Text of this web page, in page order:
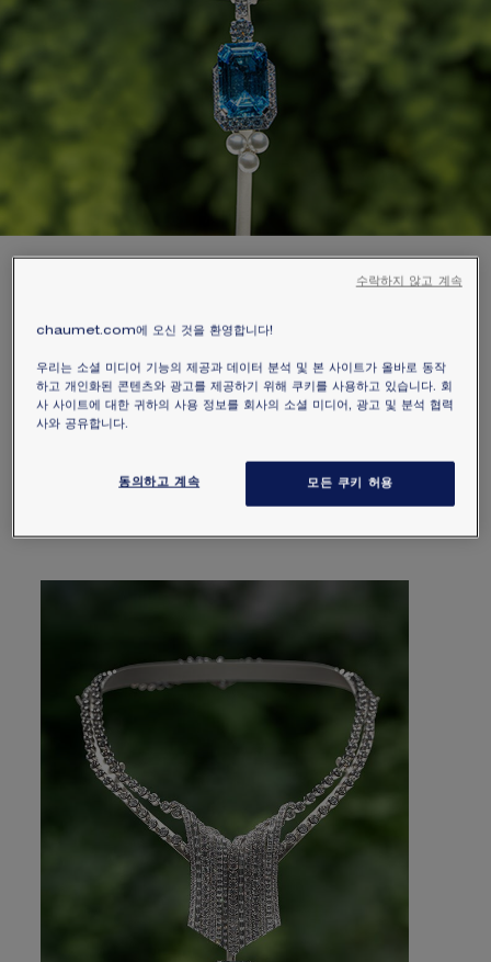
서 귀한 젬스톤과 희귀한 식물들이 빚어내는 황홀
한 교감이 이어집니다. 장엄한 대자연은 언제나
쇼메는 새로운 하이 주얼리 컬렉션을 통해 오감과
감성을 일깨우는 특별한 여정을 그려냅니다.
chaumet.com에 오신 것을 환영합니다!
우리는 소셜 미디어 기능의 제공과 데이터 분석 및 본 사이트가 올바로 동작
하고 개인화된 콘텐츠와 광고를 제공하기 위해 쿠키를 사용하고 있습니다. 회
사 사이트에 대한 귀하의 사용 정보를 회사의 소셜 미디어, 광고 및 분석 협력
사와 공유합니다.
동의하고 계속 모든 쿠키 허용
수락하지 않고 계속